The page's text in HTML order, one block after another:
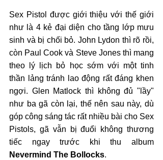
Sex Pistol được giới thiệu với thế giới
như là 4 kẻ đại diện cho tầng lớp mưu
sinh và bị chối bỏ. John Lydon thì rõ rồi,
còn Paul Cook và Steve Jones thì mang
theo lý lịch bỏ học sớm với một tinh
thần lảng tránh lao động rất đáng khen
ngợi. Glen Matlock thì không đủ "lầy"
như ba gã còn lại, thế nên sau này, dù
góp công sáng tác rất nhiều bài cho Sex
Pistols, gã vẫn bị đuổi không thương
Nevermind The Bollocks.